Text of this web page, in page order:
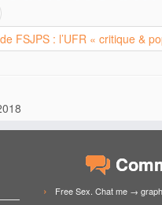
FSJPS : l’UFR « critique &
Free Sex. Chat me →